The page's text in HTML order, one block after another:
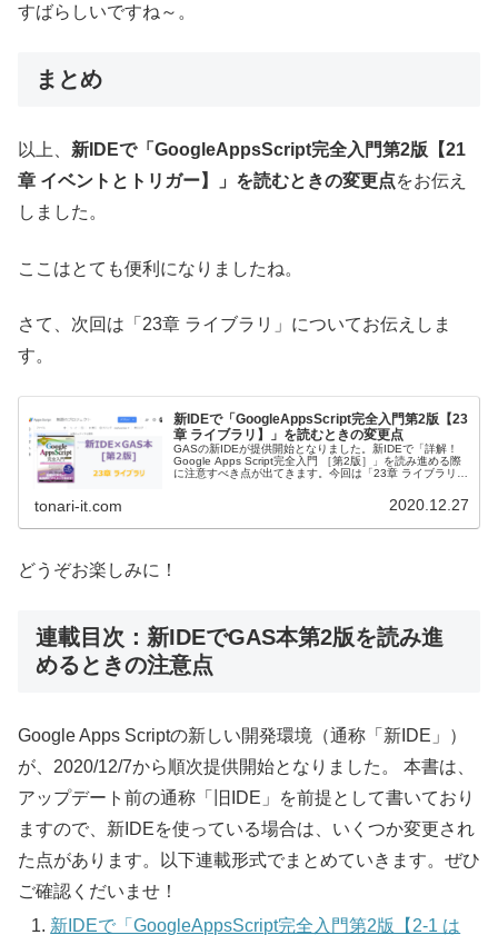
すばらしいですね～。
まとめ
以上、 新IDEで「GoogleAppsScript完全入門第2版【21
章 イベントとトリガー】」を読むときの変更点をお伝え
しました。
ここはとても便利になりましたね。
さて、次回は「23章 ライブラリ」についてお伝えしま
す。
新IDEで「GoogleAppsScript完全入門第2版【23
章 ライブラリ】」を読むときの変更点
GASの新IDEが提供開始となりました。新IDEで「詳解！
Google Apps Script完全入門 ［第2版］」を読み進める際
に注意すべき点が出てきます。今回は「23章 ライブラリ」
tonari-it.com 2020.12.27
どうぞお楽しみに！
連載目次：新IDEでGAS本第2版を読み進
めるときの注意点
Google Apps Scriptの新しい開発環境（通称「新IDE」）
が、2020/12/7から順次提供開始となりました。 本書は、
アップデート前の通称「旧IDE」を前提として書いており
ますので、新IDEを使っている場合は、いくつか変更され
た点があります。以下連載形式でまとめていきます。ぜひ
ご確認くだいませ！
新IDEで「GoogleAppsScript完全入門第2版【2-1 は